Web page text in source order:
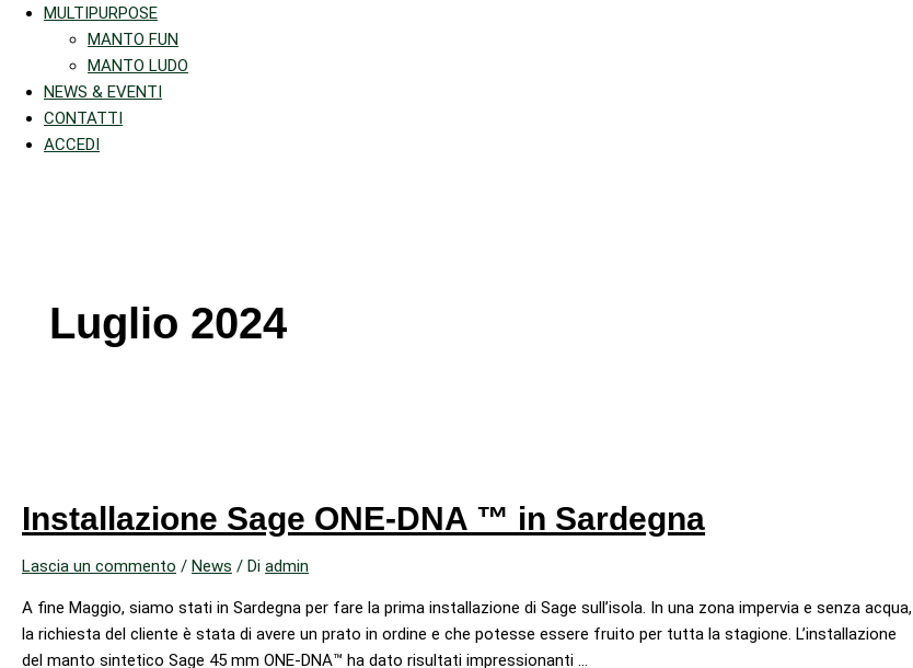
MULTIPURPOSE
MANTO FUN
MANTO LUDO
NEWS & EVENTI
CONTATTI
ACCEDI
Luglio 2024
Installazione Sage ONE-DNA ™ in Sardegna
Lascia un commento / News / Di admin
A fine Maggio, siamo stati in Sardegna per fare la prima installazione di Sage sull’isola. In una zona impervia e senza acqua,
la richiesta del cliente è stata di avere un prato in ordine e che potesse essere fruito per tutta la stagione. L’installazione
del manto sintetico Sage 45 mm ONE-DNA™ ha dato risultati impressionanti …